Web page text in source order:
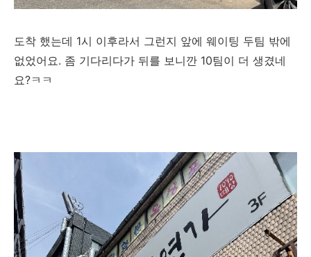
도착 했는데 1시 이후라서 그런지 앞에 웨이팅 두팀 밖에
없었어요. 좀 기다리다가 뒤를 보니깐 10팀이 더 생겼네
요?ㅋㅋ